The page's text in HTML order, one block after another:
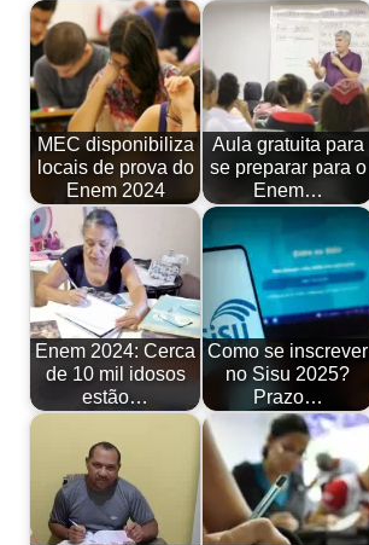
MEC disponibiliza
locais de prova do
Enem 2024
Aula gratuita para
se preparar para o
Enem…
Enem 2024: Cerca
de 10 mil idosos
estão…
Como se inscrever
no Sisu 2025?
Prazo…